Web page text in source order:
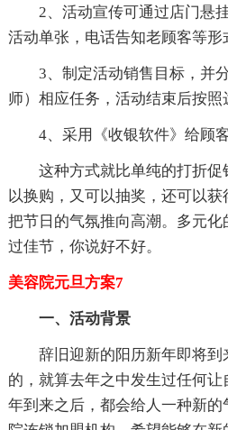
2、活动宣传可通过店门悬挂
活动单张，电话告知老顾客等形
3、制定活动销售目标，并分
师）相应任务，活动结束后按照
4、采用《收银软件》给顾客
这种方式就比单纯的打折促
以换购，又可以抽奖，还可以获
把节日的气氛推向高潮。多元
过佳节，你说好不好。
美容院元旦方案7
一、活动背景
辞旧迎新的阳历新年即将到
的，就算去年之中发生过任何
年到来之后，都会给人一种新